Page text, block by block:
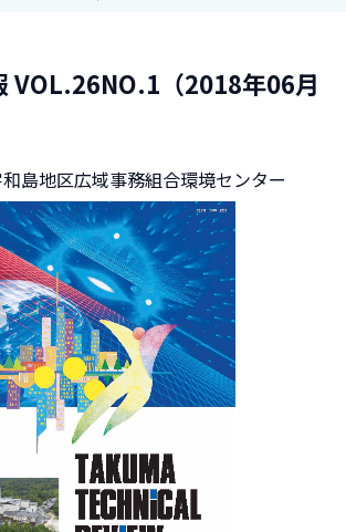
VOL.26NO.1（2018年06月
島地区広域事務組合環境センター